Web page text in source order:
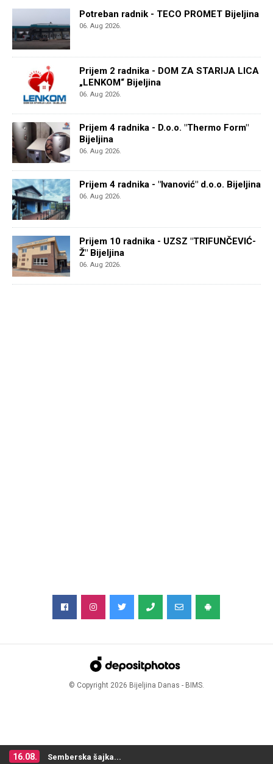
Potreban radnik - TECO PROMET Bijeljina
06. Aug 2026.
Prijem 2 radnika - DOM ZA STARIJA LICA
„LENKOM“ Bijeljina
06. Aug 2026.
Prijem 4 radnika - D.o.o. "Thermo Form"
Bijeljina
06. Aug 2026.
Prijem 4 radnika - "Ivanović" d.o.o. Bijeljina
06. Aug 2026.
Prijem 10 radnika - UZSZ "TRIFUNČEVIĆ-
Ž" Bijeljina
06. Aug 2026.
© Copyright 2026 Bijeljina Danas - BIMS.
16.08. Semberska šajka...